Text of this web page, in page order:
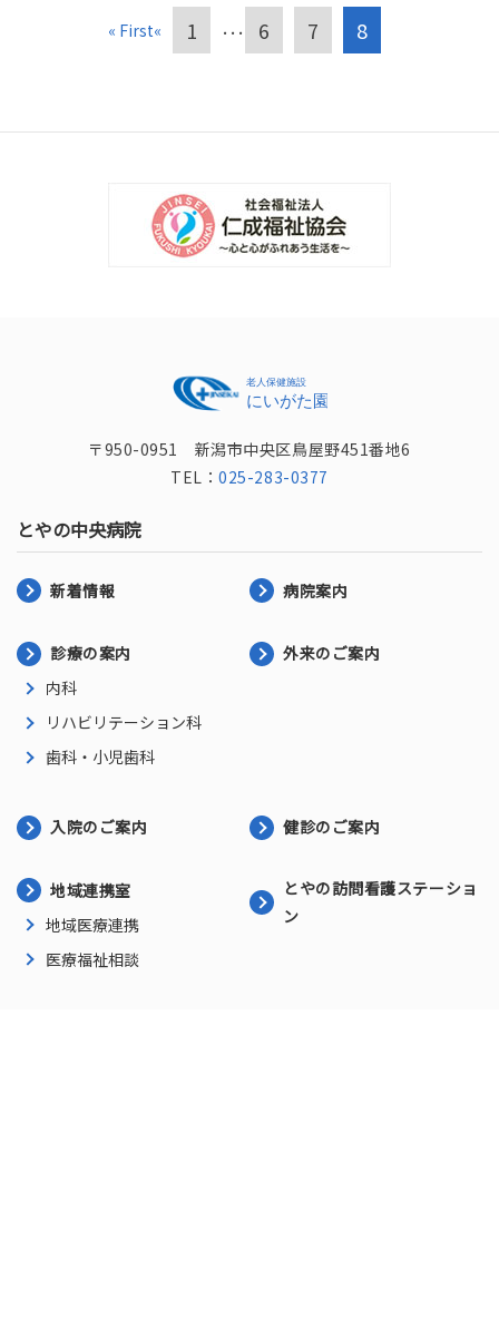
« First« 1 ･･･ 6 7 8
〒950-0951 新潟市中央区鳥屋野451番地6
TEL：025-283-0377
とやの中央病院
新着情報 病院案内
診療の案内
内科
リハビリテーション科
歯科・小児歯科
外来のご案内
入院のご案内 健診のご案内
地域連携室
地域医療連携
医療福祉相談
とやの訪問看護ステーショ
ン